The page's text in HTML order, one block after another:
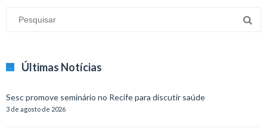
Últimas Notícias
Sesc promove seminário no Recife para discutir saúde
3 de agosto de 2026